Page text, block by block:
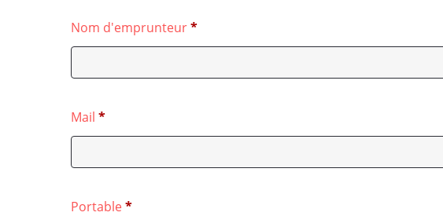
Nom d'emprunteur*
Mail *
Portable*